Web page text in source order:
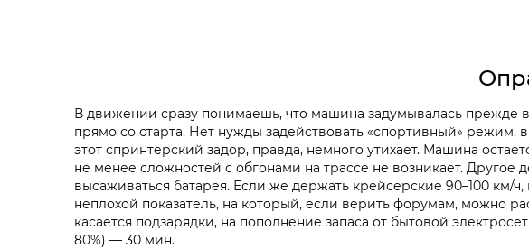
В движении сразу понимаешь, что машина задумывалась прежде
прямо со старта. Нет нужды задействовать «спортивный» режим,
этот спринтерский задор, правда, немного утихает. Машина
не менее сложностей с обгонами на трассе не возникает. Другое
высаживаться батарея. Если же держать крейсерские 90–100 км/
неплохой показатель, на который, если верить форумам, можно
касается подзарядки, на пополнение запаса от бытовой
80%) — 30 мин.